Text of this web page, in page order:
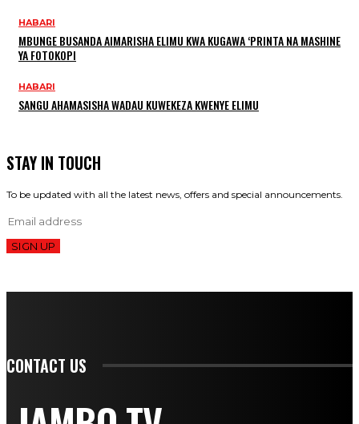
HABARI
MBUNGE BUSANDA AIMARISHA ELIMU KWA KUGAWA ‘PRINTA NA MASHINE
YA FOTOKOPI
HABARI
SANGU AHAMASISHA WADAU KUWEKEZA KWENYE ELIMU
STAY IN TOUCH
To be updated with all the latest news, offers and special announcements.
SIGN UP
CONTACT US